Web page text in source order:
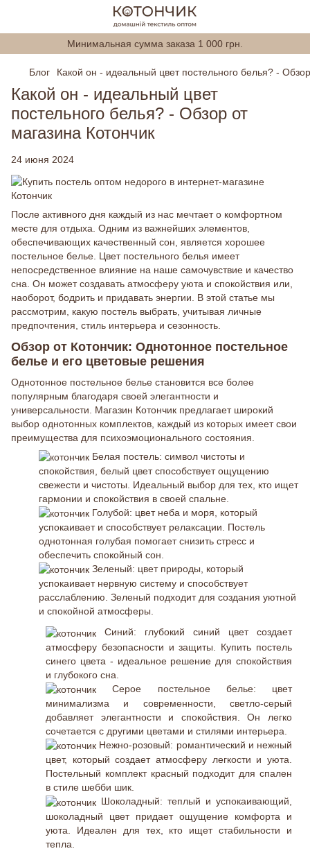
Минимальная сумма заказа 1 000 грн.
Блог Какой он - идеальный цвет постельного белья? -
Какой он - идеальный цвет
постельного белья? - Обзор от
магазина Котончик
24 июня 2024
После активного дня каждый из нас мечтает о комфортном
месте для отдыха. Одним из важнейших элементов,
обеспечивающих качественный сон, является хорошее
постельное белье. Цвет постельного белья имеет
непосредственное влияние на наше самочувствие и качество
сна. Он может создавать атмосферу уюта и спокойствия или,
наоборот, бодрить и придавать энергии. В этой статье мы
рассмотрим, какую постель выбрать, учитывая личные
предпочтения, стиль интерьера и сезонность.
Обзор от Котончик: Однотонное постельное
белье и его цветовые решения
Однотонное постельное белье становится все более
популярным благодаря своей элегантности и
универсальности. Магазин Котончик предлагает широкий
выбор однотонных комплектов, каждый из которых имеет свои
преимущества для психоэмоционального состояния.
Белая постель: символ чистоты и
спокойствия, белый цвет способствует ощущению
свежести и чистоты. Идеальный выбор для тех, кто ищет
гармонии и спокойствия в своей спальне.
Голубой: цвет неба и моря, который
успокаивает и способствует релаксации. Постель
однотонная голубая помогает снизить стресс и
обеспечить спокойный сон.
Зеленый: цвет природы, который
успокаивает нервную систему и способствует
расслаблению. Зеленый подходит для создания уютной
и спокойной атмосферы.
Синий: глубокий синий цвет создает
атмосферу безопасности и защиты. Купить постель
синего цвета - идеальное решение для спокойствия
и глубокого сна.
Серое постельное белье: цвет
минимализма и современности, светло-серый
добавляет элегантности и спокойствия. Он легко
сочетается с другими цветами и стилями интерьера.
Нежно-розовый: романтический и нежный
цвет, который создает атмосферу легкости и уюта.
Постельный комплект красный подходит для спален
в стиле шебби шик.
Шоколадный: теплый и успокаивающий,
шоколадный цвет придает ощущение комфорта и
уюта. Идеален для тех, кто ищет стабильности и
тепла.